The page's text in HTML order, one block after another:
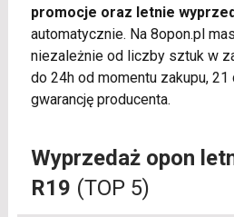
promocje oraz letnie
automatycznie. Na 8opon.pl
niezależnie od liczby sztuk w
do 24h od momentu zakupu, 21
gwarancję producenta.
Wyprzedaż opon
R19 (TOP 5)